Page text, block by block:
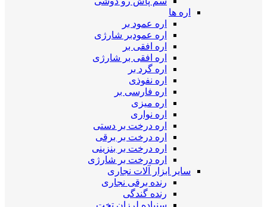
اره ها
اره عمود بر
اره عمودبر شارژی
اره افقی بر
اره افقی بر شارژی
اره گرد بر
اره نفوذی
اره فارسی بر
اره میزی
اره نواری
اره درخت بر دستی
اره درخت بر برقی
اره درخت بر بنزینی
اره درخت بر شارژی
سایر ابزار آلات نجاری
رنده برقی نجاری
رنده گندگی